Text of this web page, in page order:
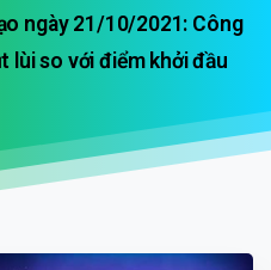
ngày 21/10/2021: Công
lùi so với điểm khởi đầu